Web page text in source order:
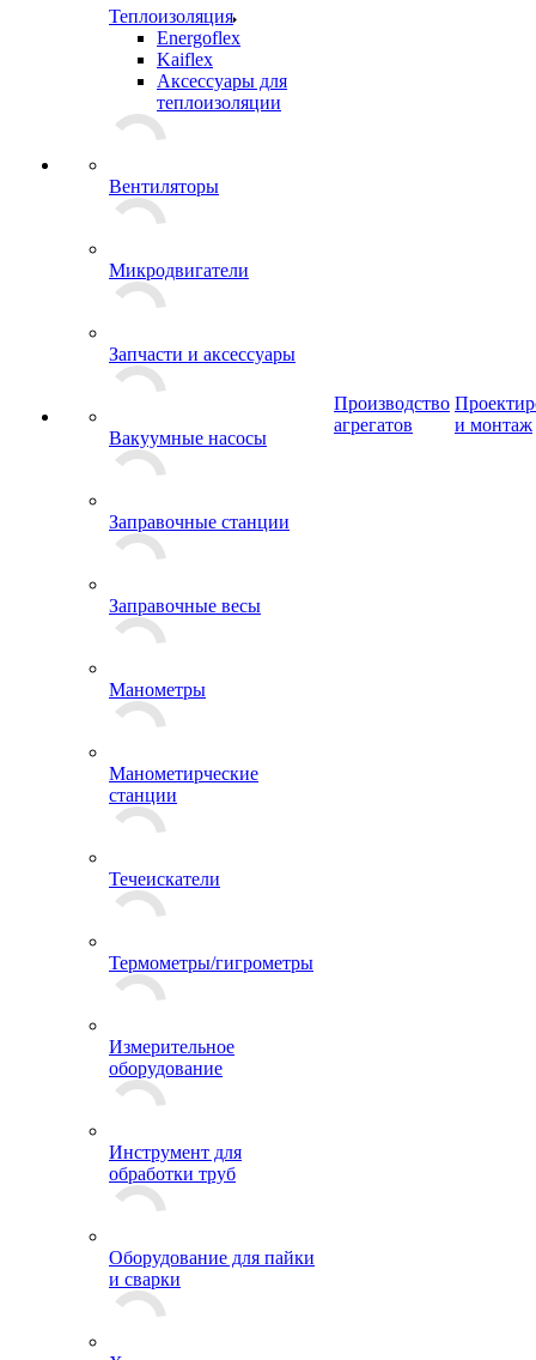
Теплоизоляция
Energoflex
Kaiflex
Аксессуары для
теплоизоляции
Вентиляторы
Микродвигатели
Запчасти и аксессуары
Вакуумные насосы
Заправочные станции
Заправочные весы
Манометры
Манометирческие
станции
Течеискатели
Термометры/гигрометры
Измерительное
оборудование
Инструмент для
обработки труб
Оборудование для пайки
и сварки
Производство
агрегатов
и монтаж